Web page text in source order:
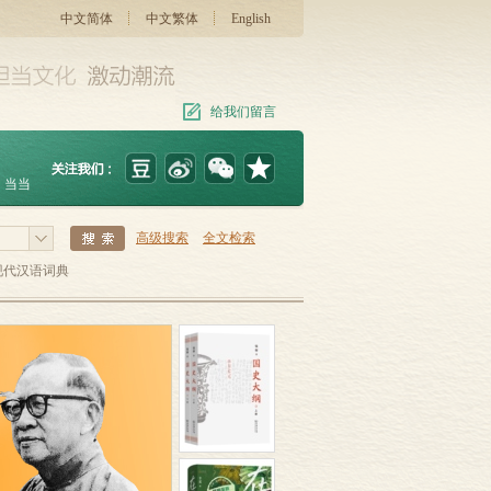
中文简体 中文繁体 English
给我们留言
当当
高级搜索 全文检索
代汉语词典